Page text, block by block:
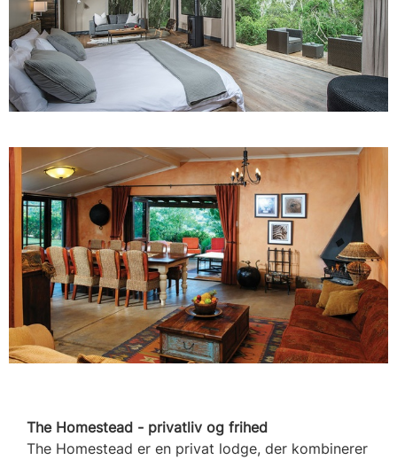
The Homestead - privatliv og frihed
The Homestead er en privat lodge, der kombinerer